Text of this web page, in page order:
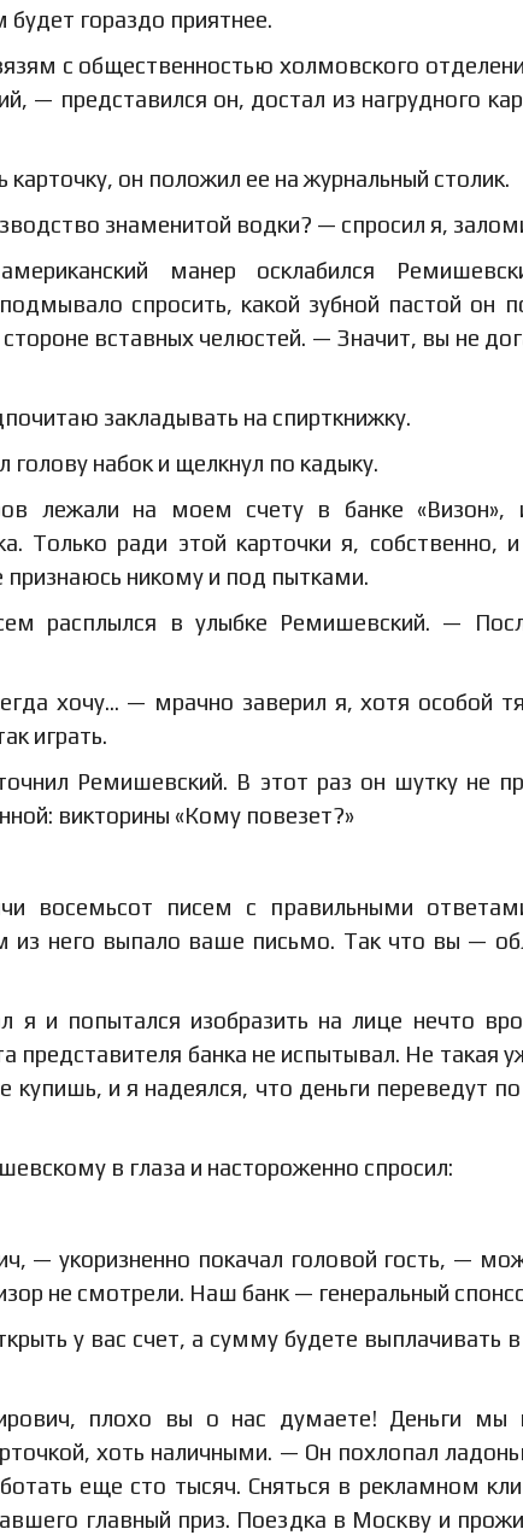
гораздо приятнее.
с общественностью холмовского
— представился он, достал из нагрудного
он положил ее на журнальный столик.
знаменитой водки? — спросил я,
манер осклабился
спросить, какой зубной пастой он
вставных челюстей. — Значит, вы не
закладывать на спирткнижку.
голову набок и щелкнул по кадыку.
лежали на моем счету в банке «Визон»,
Только ради этой карточки я, собственно,
никому и под пытками.
расплылся в улыбке Ремишевский. —
хочу… — мрачно заверил я, хотя особой
играть.
Ремишевский. В этот раз он шутку не
викторины «Кому повезет?»
восемьсот писем с правильными
него выпало ваше письмо. Так что вы —
и попытался изобразить на лице нечто
представителя банка не испытывал. Не такая
и я надеялся, что деньги переведут
в глаза и настороженно спросил:
— укоризненно покачал головой гость, —
не смотрели. Наш банк — генеральный
у вас счет, а сумму будете выплачивать в
плохо вы о нас думаете! Деньги мы
хоть наличными. — Он похлопал
еще сто тысяч. Сняться в рекламном
главный приз. Поездка в Москву и